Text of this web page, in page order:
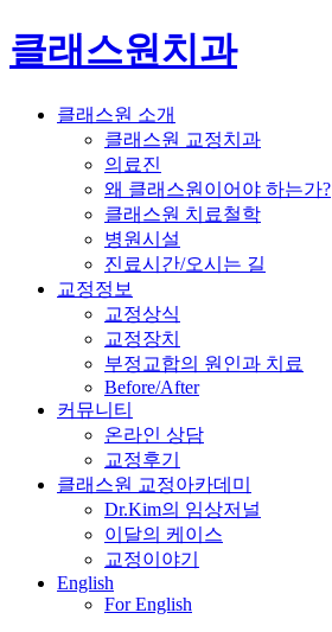
클래스원치과
클래스원 소개
클래스원 교정치과
의료진
왜 클래스원이어야 하는가?
클래스원 치료철학
병원시설
진료시간/오시는 길
교정정보
교정상식
교정장치
부정교합의 원인과 치료
Before/After
커뮤니티
온라인 상담
교정후기
클래스원 교정아카데미
Dr.Kim의 임상저널
이달의 케이스
교정이야기
English
For English